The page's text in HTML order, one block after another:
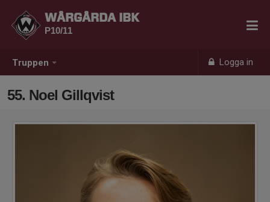
Truppen Logga in
WÅRGÅRDA IBK
P10/11
55. Noel Gillqvist